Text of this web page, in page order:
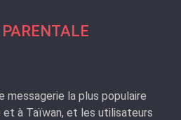
messagerie la plus populaire
et à Taïwan, et les utilisateurs